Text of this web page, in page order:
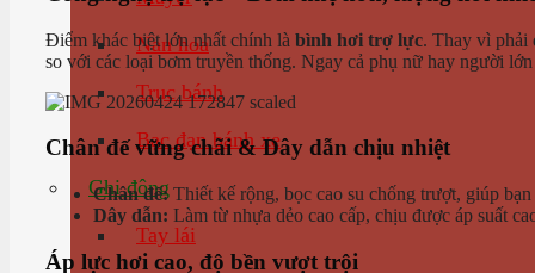
Nan hoa
Trục bánh
Bạc đạn bánh xe
Ghi đông
Tay lái
Điểm khác biệt lớn nhất chính là bình hơi trợ lực. Thay vì phải
so với các loại bơm truyền thống. Ngay cả phụ nữ hay người
Chân đế vững chãi & Dây dẫn chịu nhiệt
Chân đế:Thiết kế rộng, bọc cao su chống trượt, giúp
Dây dẫn: Làm từ nhựa dẻo cao cấp, chịu được áp suất
Áp lực hơi cao, độ bền vượt trội